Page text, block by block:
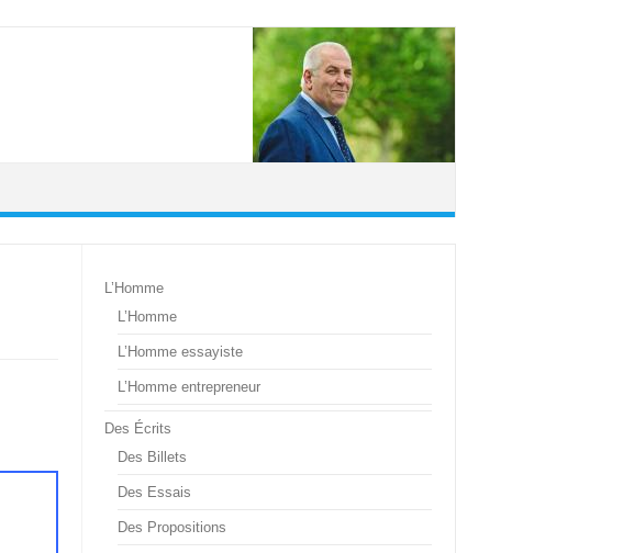
L’Homme
L’Homme
L’Homme essayiste
L’Homme entrepreneur
Des Écrits
Des Billets
Des Essais
Des Propositions